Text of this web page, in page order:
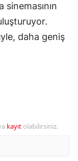
daha geniş
kayıt olabilirsiniz.